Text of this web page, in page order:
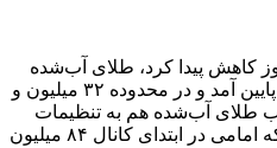
کاهش پیدا کرد، طلای آب‌شده
۲ پله در کانال ۳۲ میلیون تومان پایین آمد و در محدوده ۳۲ میلیون و
طلای آب‌شده هم به تنظیمات
کارخانه برگشت و منفی شد. سکه امامی در ابتدای کانال ۸۴ میلیون